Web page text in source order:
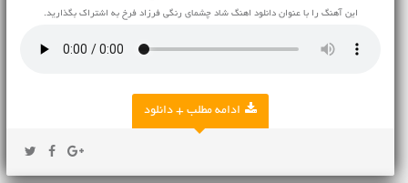
این آهنگ را با عنوان دانلود اهنگ شاد چشمای رنگی فرزاد فرخ به اشتراک بگذارید.
ادامه مطلب + دانلود